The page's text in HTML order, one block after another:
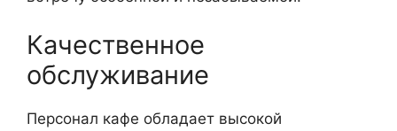
Качественное
обслуживание
Персонал кафе обладает высокой